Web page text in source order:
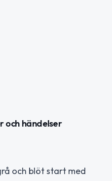
och händelser
och blöt start med